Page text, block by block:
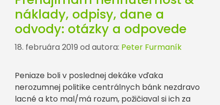
náklady, odpisy, dane a
odvody: otázky a odpovede
18. februára 2019 od autora: Peter Furmaník
Peniaze boli v poslednej dekáke vďaka
nerozumnej politike centrálnych bánk nezdravo
lacné a kto mal/má rozum, požičiaval si ich za